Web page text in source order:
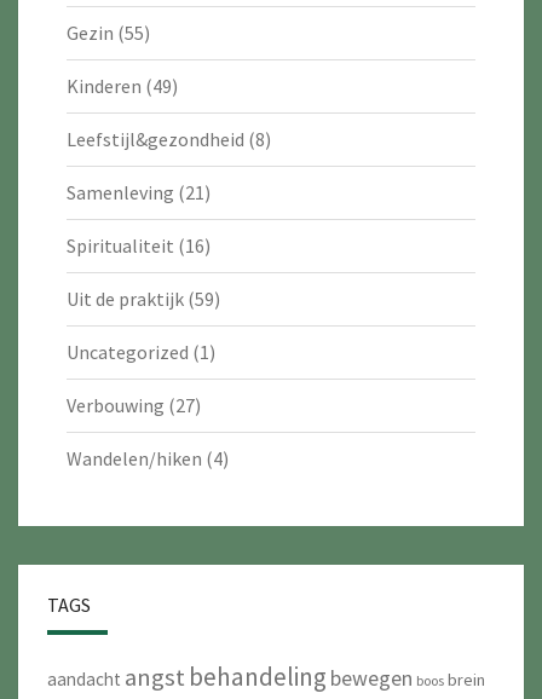
Gezin (55)
Kinderen (49)
Leefstijl&gezondheid (8)
Samenleving (21)
Spiritualiteit (16)
Uit de praktijk (59)
Uncategorized (1)
Verbouwing (27)
Wandelen/hiken (4)
TAGS
aandacht angst behandeling bewegen boos brein